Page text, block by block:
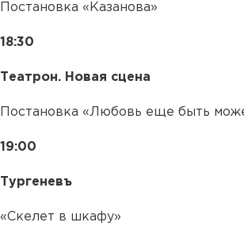
Постановка «Казанова»
18:30
Театрон. Новая сцена
Постановка «Любовь еще быть
19:00
Тургеневъ
«Скелет в шкафу»